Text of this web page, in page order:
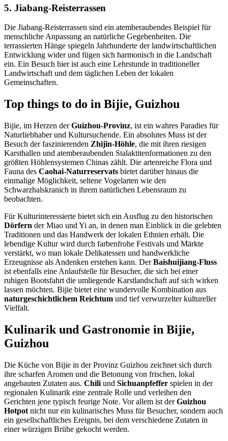
5. Jiabang-Reisterrassen
Die Jiabang-Reisterrassen sind ein atemberaubendes Beispiel für
menschliche Anpassung an natürliche Gegebenheiten. Die
terrassierten Hänge spiegeln Jahrhunderte der landwirtschaftlichen
Entwicklung wider und fügen sich harmonisch in die Landschaft
ein. Ein Besuch hier ist auch eine Lehrstunde in traditioneller
Landwirtschaft und dem täglichen Leben der lokalen
Gemeinschaften.
Top things to do in Bijie, Guizhou
Bijie, im Herzen derGuizhou-Provinz, ist ein wahres Paradies für
Naturliebhaber und Kultursuchende. Ein absolutes Muss ist der
Besuch der faszinierenden Zhijin-Höhle, die mit ihren riesigen
Karsthallen und atemberaubenden Stalaktitenformationen zu den
größten Höhlensystemen Chinas zählt. Die artenreiche Flora und
Fauna des Caohai-Naturreservats bietet darüber hinaus die
einmalige Möglichkeit, seltene Vogelarten wie den
Schwarzhalskranich in ihrem natürlichen Lebensraum zu
beobachten.
Für Kulturinteressierte bietet sich ein Ausflug zu den historischen
Dörfern der Miao und Yi an, in denen man Einblick in die gelebten
Traditionen und das Handwerk der lokalen Ethnien erhält. Die
lebendige Kultur wird durch farbenfrohe Festivals und Märkte
verstärkt, wo man lokale Delikatessen und handwerkliche
Erzeugnisse als Andenken erstehen kann. DerBaishuijiang-Fluss
ist ebenfalls eine Anlaufstelle für Besucher, die sich bei einer
ruhigen Bootsfahrt die umliegende Karstlandschaft auf sich wirken
lassen möchten. Bijie bietet eine wundervolle Kombination aus
naturgeschichtlichem Reichtum und tief verwurzelter kultureller
Vielfalt.
Kulinarik und Gastronomie in Bijie,
Guizhou
Die Küche von Bijie in der Provinz Guizhou zeichnet sich durch
ihre scharfen Aromen und die Betonung von frischen, lokal
angebauten Zutaten aus. Chili und Sichuanpfeffer spielen in der
regionalen Kulinarik eine zentrale Rolle und verleihen den
Gerichten jene typisch feurige Note. Vor allem ist derGuizhou
Hotpot nicht nur ein kulinarisches Muss für Besucher, sondern auch
ein gesellschaftliches Ereignis, bei dem verschiedene Zutaten in
einer würzigen Brühe gekocht werden.